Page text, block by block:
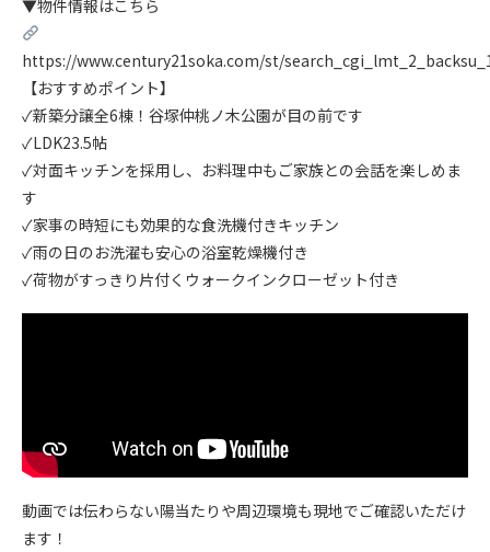
▼物件情報はこちら
https://www.century21soka.com/st/
【おすすめポイント】
✓新築分譲全6棟！谷塚仲桃ノ木公園が目の前です
✓LDK23.5帖
✓対面キッチンを採用し、お料理中もご家族との会話を楽しめま
す
✓家事の時短にも効果的な食洗機付きキッチン
✓雨の日のお洗濯も安心の浴室乾燥機付き
✓荷物がすっきり片付くウォークインクローゼット付き
動画では伝わらない陽当たりや周辺環境も現地でご確認いただけ
ます！